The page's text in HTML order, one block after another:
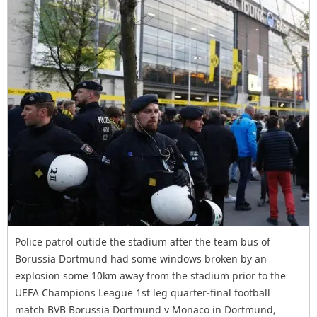
Police patrol outide the stadium after the team bus of
Borussia Dortmund had some windows broken by an
explosion some 10km away from the stadium prior to the
UEFA Champions League 1st leg quarter-final football
match BVB Borussia Dortmund v Monaco in Dortmund,